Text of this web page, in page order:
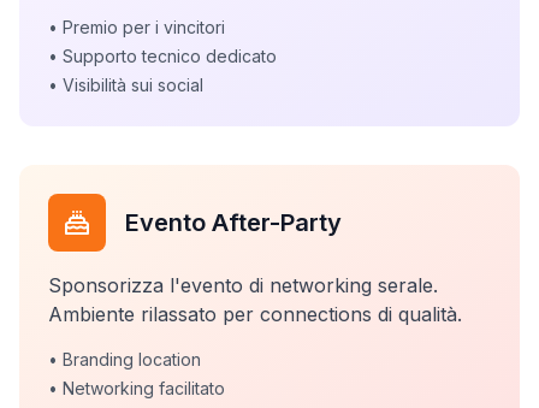
• Premio per i vincitori
• Supporto tecnico dedicato
• Visibilità sui social
Evento After-Party
Sponsorizza l'evento di networking serale.
Ambiente rilassato per connections di qualità.
• Branding location
• Networking facilitato